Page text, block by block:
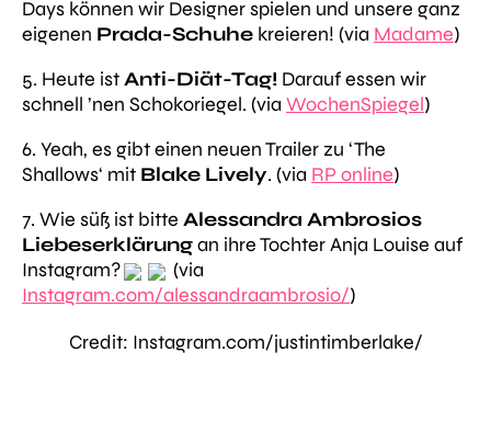
Days können wir Designer spielen und unsere ganz
eigenen Prada-Schuhe kreieren! (via Madame)
5. Heute istAnti-Diät-Tag! Darauf essen wir
schnell ’nen Schokoriegel. (via WochenSpiegel)
6. Yeah, es gibt einen neuen Trailer zu ‘The
Shallows‘ mit Blake Lively. (via RP online)
7. Wie süß ist bitte Alessandra Ambrosios
Liebeserklärungan ihre Tochter Anja Louise auf
Instagram?
(via
Instagram.com/alessandraambrosio/)
Credit: Instagram.com/justintimberlake/